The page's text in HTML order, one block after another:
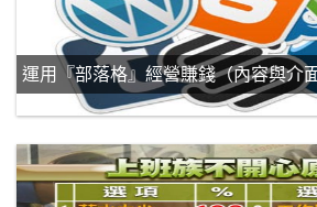
運用『部落格』經營賺錢（內容與介